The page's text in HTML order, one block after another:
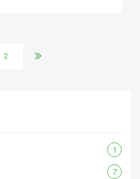
2
1
7